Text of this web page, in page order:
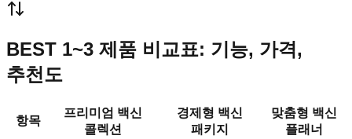
BEST 1~3 제품 비교표: 기능, 가격,
추천도
항목
프리미엄 백신
콜렉션
경제형 백신
패키지
맞춤형 백신
플래너